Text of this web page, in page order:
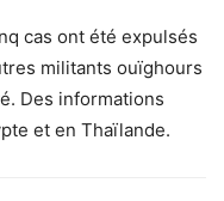
cas ont été expulsés
militants ouïghours
Des informations
et en Thaïlande.